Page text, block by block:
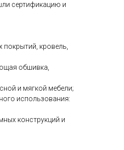
сертификацию и
покрытий, кровель,
обшивка,
и мягкой мебели;
использования:
конструкций и